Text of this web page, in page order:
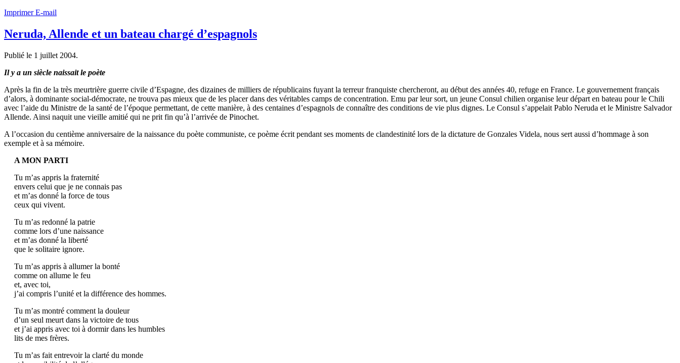
ImprimerE-mail
Neruda, Allende et un bateau chargé d’espagnols
Publié le 1 juillet 2004.
Il y a un siècle naissait le poète
Après la fin de la très meurtrière guerre civile d’Espagne, des dizaines de milliers de républicains fuyant la terreur franquiste chercheront, au début des années 40, refuge en France. Le gouvernement français
d’alors, à dominante social-démocrate, ne trouva pas mieux que de les placer dans des véritables camps de concentration. Emu par leur sort, un jeune Consul chilien organise leur départ en bateau pour le Chili
avec l’aide du Ministre de la santé de l’époque permettant, de cette manière, à des centaines d’espagnols de connaître des conditions de vie plus dignes. Le Consul s’appelait Pablo Neruda et le Ministre Salvador
Allende. Ainsi naquit une vieille amitié qui ne prit fin qu’à l’arrivée de Pinochet.
A l’occasion du centième anniversaire de la naissance du poète communiste, ce poème écrit pendant ses moments de clandestinité lors de la dictature de Gonzales Videla, nous sert aussi d’hommage à son
exemple et à sa mémoire.
A MON PARTI
Tu m’as appris la fraternité
envers celui que je ne connais pas
et m’as donné la force de tous
ceux qui vivent.
Tu m’as redonné la patrie
comme lors d’une naissance
et m’as donné la liberté
que le solitaire ignore.
Tu m’as appris à allumer la bonté
comme on allume le feu
et, avec toi,
j’ai compris l’unité et la différence des hommes.
Tu m’as montré comment la douleur
d’un seul meurt dans la victoire de tous
et j’ai appris avec toi à dormir dans les humbles
lits de mes frères.
Tu m’as fait entrevoir la clarté du monde